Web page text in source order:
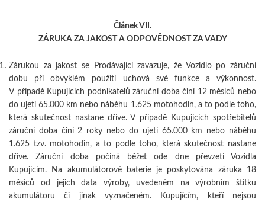
Článek VII.
ZÁRUKA ZA JAKOST A ODPOVĚDNOST ZA VADY
Zárukou za jakost se Prodávající zavazuje, že Vozidlo po záruční
dobu při obvyklém použití uchová své funkce a výkonnost.
V případě Kupujících podnikatelů záruční doba činí 12 měsíců nebo
do ujetí 65.000 km nebo náběhu 1.625 motohodin, a to podle toho,
která skutečnost nastane dříve. V případě Kupujících spotřebitelů
záruční doba činí2 roky nebo do ujetí 65.000 km nebo náběhu
1.625 tzv. motohodin, a to podle toho, která skutečnost nastane
dříve. Záruční doba počíná běžet ode dne převzetí Vozidla
Kupujícím. Na akumulátorové baterie je poskytována záruka 18
měsíců od jejich data výroby, uvedeném na výrobním štítku
akumulátoru či jinak vyznačeném. Kupujícím, kteří nejsou